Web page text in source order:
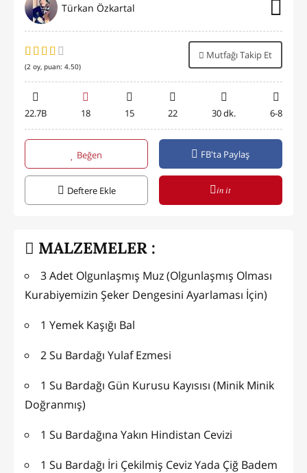
Türkan Özkartal
(2 oy, puan: 4.50)
Mutfağı Takip Et
22.7B 18 15 22 30 dk. 6-8
Beğen FB'ta Paylaş
Deftere Ekle in it
MALZEMELER :
3 Adet Olgunlaşmış Muz (Olgunlaşmış Olması
Kurabiyemizin Şeker Dengesini Ayarlaması İçin)
1 Yemek Kaşığı Bal
2 Su Bardağı Yulaf Ezmesi
1 Su Bardağı Gün Kurusu Kayısısı (Minik Minik
Doğranmış)
1 Su Bardağına Yakın Hindistan Cevizi
1 Su Bardağı İri Çekilmiş Ceviz Yada Çiğ Badem